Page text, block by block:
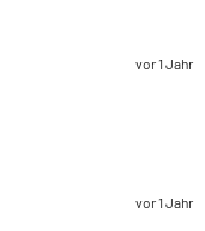
vor 1 Jahr
vor 1 Jahr